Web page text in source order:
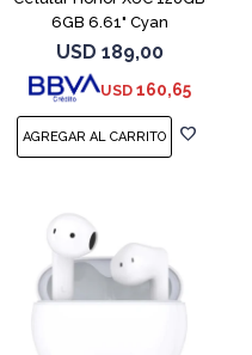
6GB 6.61" Cyan
USD 189,00
USD 160,65